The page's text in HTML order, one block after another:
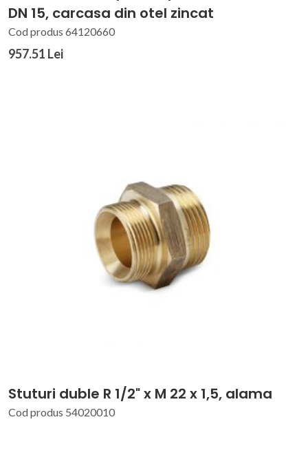
DN 15, carcasa din otel zincat
Cod produs 64120660
957.51 Lei
Stuturi duble R 1/2" x M 22 x 1,5, alama
Cod produs 54020010